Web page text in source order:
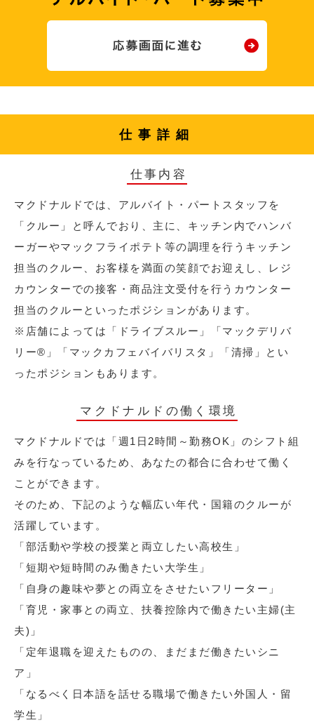
仕事詳細
仕事内容
マクドナルドでは、アルバイト・パートスタッフを
「クルー」と呼んでおり、主に、キッチン内でハンバ
ーガーやマックフライポテト等の調理を行うキッチン
担当のクルー、お客様を満面の笑顔でお迎えし、レジ
カウンターでの接客・商品注文受付を行うカウンター
担当のクルーといったポジションがあります。
※店舗によっては「ドライブスルー」「マックデリバ
リー®︎」「マックカフェバイバリスタ」「清掃」とい
ったポジションもあります。
マクドナルドの働く環境
マクドナルドでは「週1日2時間～勤務OK」のシフト組
みを行なっているため、あなたの都合に合わせて働く
ことができます。
そのため、下記のような幅広い年代・国籍のクルーが
活躍しています。
「部活動や学校の授業と両立したい高校生」
「短期や短時間のみ働きたい大学生」
「自身の趣味や夢との両立をさせたいフリーター」
「育児・家事との両立、扶養控除内で働きたい主婦(主
夫)」
「定年退職を迎えたものの、まだまだ働きたいシニ
ア」
「なるべく日本語を話せる職場で働きたい外国人・留
学生」